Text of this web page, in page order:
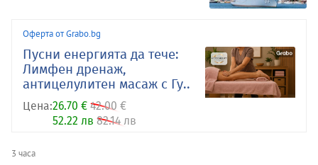
Оферта от Grabo.bg
Пусни енергията да тече:
Лимфен дренаж,
антицелулитен масаж с Гу..
Цена:26.70 € 42.00 €
52.22 лв 82.14 лв
3 часа